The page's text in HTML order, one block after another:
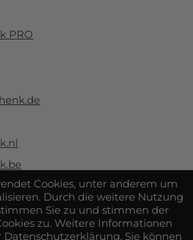
Cookies, unter anderem um
Durch die weitere Nutzung
Sie zu und stimmen der
zu. Weitere Informationen
Datenschutzerklärung. Sie können
PRO
bezahlen